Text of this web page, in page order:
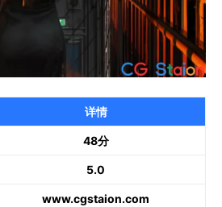
详情
48分
5.0
www.cgstaion.com